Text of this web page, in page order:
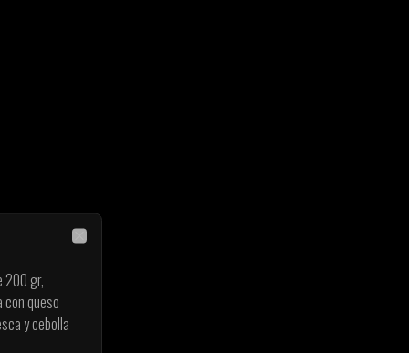
200 gr,
con queso
y cebolla